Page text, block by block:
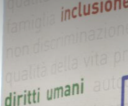
neurosviluppo